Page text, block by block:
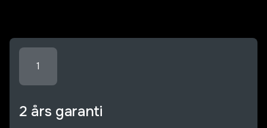
1
2 års garanti